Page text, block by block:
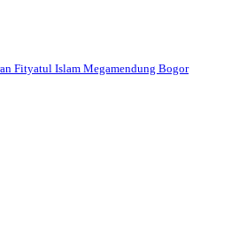
Fityatul Islam Megamendung Bogor